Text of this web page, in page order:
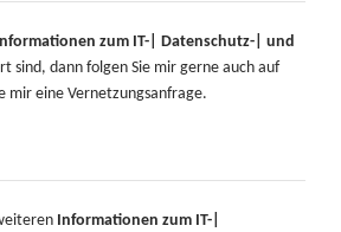
zum IT-| Datenschutz-| und
sind, dann folgen Sie mir gerne auch auf
mir eine Vernetzungsanfrage.
Informationen zum IT-|